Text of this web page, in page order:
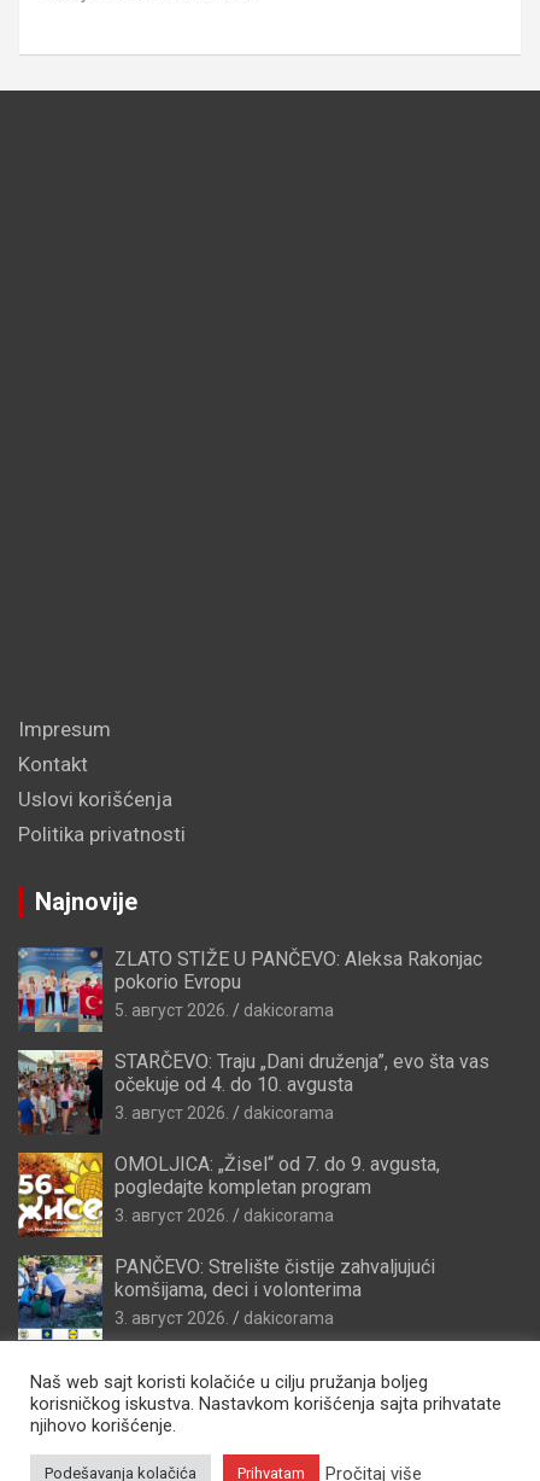
Impresum
Kontakt
Uslovi korišćenja
Politika privatnosti
Najnovije
ZLATO STIŽE U PANČEVO: Aleksa Rakonjac
pokorio Evropu
5. август 2026. dakicorama
STARČEVO: Traju „Dani druženja”, evo šta vas
očekuje od 4. do 10. avgusta
3. август 2026. dakicorama
OMOLJICA: „Žisel“ od 7. do 9. avgusta,
pogledajte kompletan program
3. август 2026. dakicorama
PANČEVO: Strelište čistije zahvaljujući
komšijama, deci i volonterima
3. август 2026. dakicorama
Naš web sajt koristi kolačiće u cilju pružanja boljeg
korisničkog iskustva. Nastavkom korišćenja sajta prihvatate
njihovo korišćenje.
Podešavanja kolačića Prihvatam Pročitaj više